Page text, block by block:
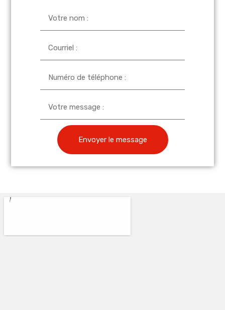
Envoyer le message